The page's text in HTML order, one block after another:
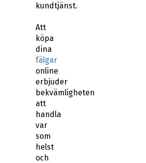
kundtjänst.
Att
köpa
dina
fälgar
online
erbjuder
bekvämligheten
att
handla
var
som
helst
och